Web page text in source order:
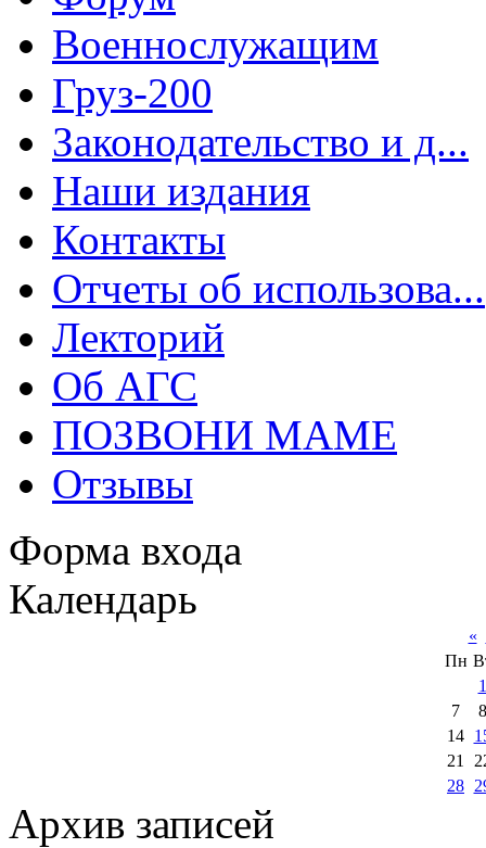
Военнослужащим
Груз-200
Законодательство и д...
Наши издания
Контакты
Отчеты об использова...
Лекторий
Об АГС
ПОЗВОНИ МАМЕ
Отзывы
Форма входа
Календарь
«
Пн
1
7
8
14
21
28
Архив записей